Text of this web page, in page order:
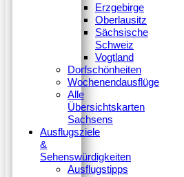
Erzgebirge
Oberlausitz
Sächsische
Schweiz
Vogtland
Dorfschönheiten
Wochenendausflüge
Alle
Übersichtskarten
Sachsens
Ausflugsziele
&
Sehenswürdigkeiten
Ausflugstipps